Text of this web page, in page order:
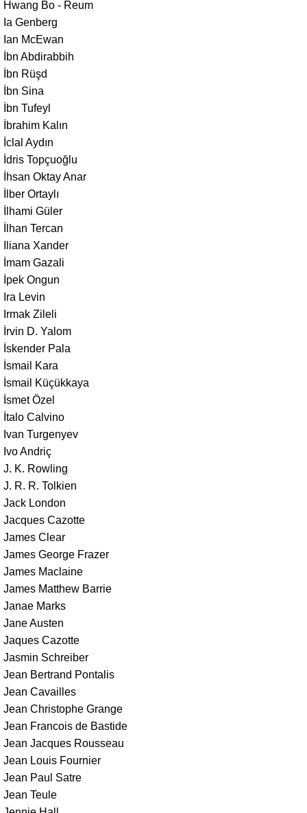
Hwang Bo - Reum
Ia Genberg
Ian McEwan
İbn Abdirabbih
İbn Rüşd
İbn Sina
İbn Tufeyl
İbrahim Kalın
İclal Aydın
İdris Topçuoğlu
İhsan Oktay Anar
İlber Ortaylı
İlhami Güler
İlhan Tercan
Iliana Xander
İmam Gazali
İpek Ongun
Ira Levin
Irmak Zileli
İrvin D. Yalom
İskender Pala
İsmail Kara
İsmail Küçükkaya
İsmet Özel
İtalo Calvino
Ivan Turgenyev
Ivo Andriç
J. K. Rowling
J. R. R. Tolkien
Jack London
Jacques Cazotte
James Clear
James George Frazer
James Maclaine
James Matthew Barrie
Janae Marks
Jane Austen
Jaques Cazotte
Jasmin Schreiber
Jean Bertrand Pontalis
Jean Cavailles
Jean Christophe Grange
Jean Francois de Bastide
Jean Jacques Rousseau
Jean Louis Fournier
Jean Paul Satre
Jean Teule